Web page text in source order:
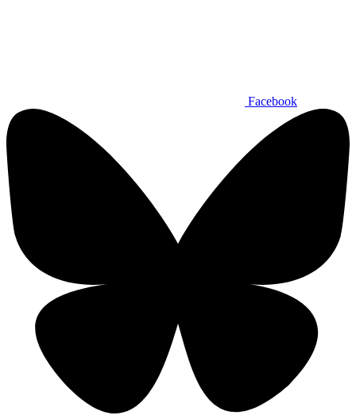
Facebook